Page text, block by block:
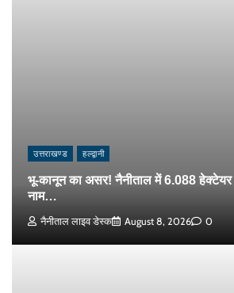
उत्तराखण्ड हल्द्वानी
भू-कानून का असर! नैनीताल में 6.088
नाम…
नैनीताल लाइव डेस्क August 8, 2026 0